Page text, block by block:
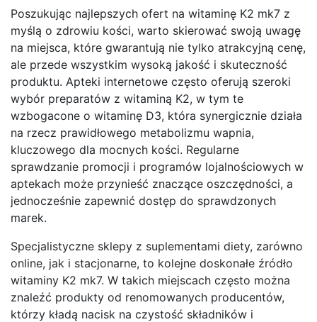
Poszukując najlepszych ofert na witaminę K2 mk7 z
myślą o zdrowiu kości, warto skierować swoją uwagę
na miejsca, które gwarantują nie tylko atrakcyjną cenę,
ale przede wszystkim wysoką jakość i skuteczność
produktu. Apteki internetowe często oferują szeroki
wybór preparatów z witaminą K2, w tym te
wzbogacone o witaminę D3, która synergicznie działa
na rzecz prawidłowego metabolizmu wapnia,
kluczowego dla mocnych kości. Regularne
sprawdzanie promocji i programów lojalnościowych w
aptekach może przynieść znaczące oszczędności, a
jednocześnie zapewnić dostęp do sprawdzonych
marek.
Specjalistyczne sklepy z suplementami diety, zarówno
online, jak i stacjonarne, to kolejne doskonałe źródło
witaminy K2 mk7. W takich miejscach często można
znaleźć produkty od renomowanych producentów,
którzy kładą nacisk na czystość składników i